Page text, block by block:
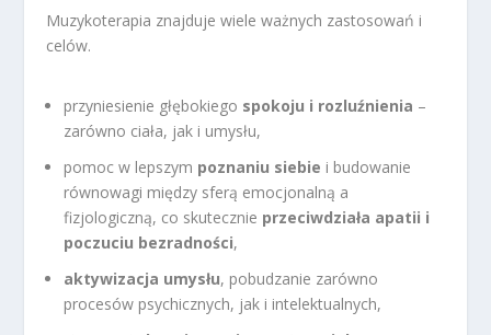
Muzykoterapia znajduje wiele ważnych zastosowań i
celów.
przyniesienie głębokiego spokoju i rozluźnienia –
zarówno ciała, jak i umysłu,
pomoc w lepszym poznaniu siebie i budowanie
równowagi między sferą emocjonalną a
fizjologiczną, co skutecznie przeciwdziała apatii i
poczuciu bezradności,
aktywizacja umysłu, pobudzanie zarówno
procesów psychicznych, jak i intelektualnych,